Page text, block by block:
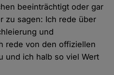
beeinträchtigt oder gar
zu sagen: Ich rede über
und
rede von den offiziellen
und ich halb so viel Wert